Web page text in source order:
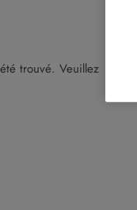
trouvé. Veuillez